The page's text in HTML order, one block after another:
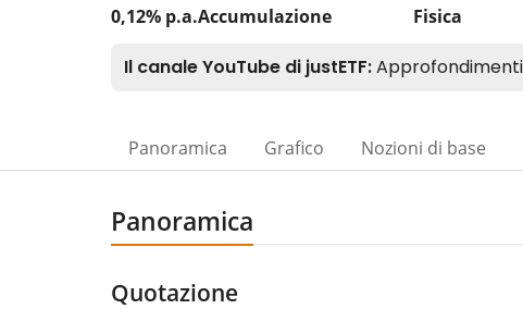
0,12% p.a.Accumulazione
Fisica
Panoramica Grafico Nozioni di base
Panoramica
Quotazione